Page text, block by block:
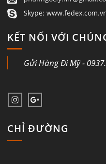
Skype:
KẾT NỐI VỚI
Gửi Hàng Đi Mỹ -
CHỈ ĐƯỜNG